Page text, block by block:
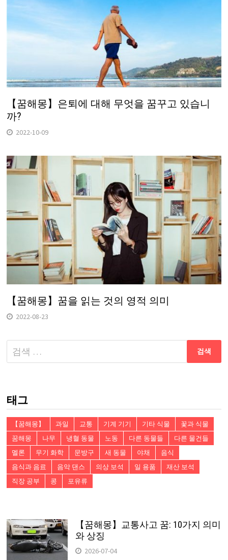
【꿈해몽】은퇴에 대해 무엇을 꿈꾸고 있습니
까?
2022-10-09
【꿈해몽】꿈을 읽는 것의 영적 의미
2022-08-23
다
음
태그
【꿈해몽】 과일 교통 기계 기기 기타 식물
꽃과 식물
꿈해몽
나무 냉혈 동물 노동 다른 동물들
다른 물건들
멜론
무기 화학 문방구 새 동물 야채
음식
음식과 음료
음악 댄스 의상 보석 일 용품
재산 보석
직장 공부
콩 포유류
【꿈해몽】교통사고 꿈: 10가지 의미
와 상징
2026-07-04